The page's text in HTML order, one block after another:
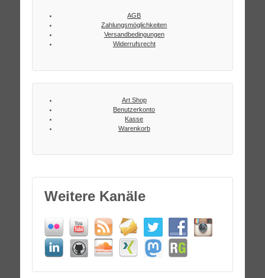
AGB
Zahlungsmöglichkeiten
Versandbedingungen
Widerrufsrecht
Art Shop
Benutzerkonto
Kasse
Warenkorb
Weitere Kanäle